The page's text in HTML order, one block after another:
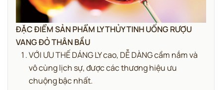
ĐẶC ĐIỂM SẢN PHẨM LY THỦY TINH UỐNG RƯỢU
VANG ĐỎ THÂN BẦU
VỚI ƯU THẾ DÁNG LY cao, DỄ DÀNG cầm nắm và
vô cùng lịch sự, được các thương hiệu ưu
chuộng bậc nhất.